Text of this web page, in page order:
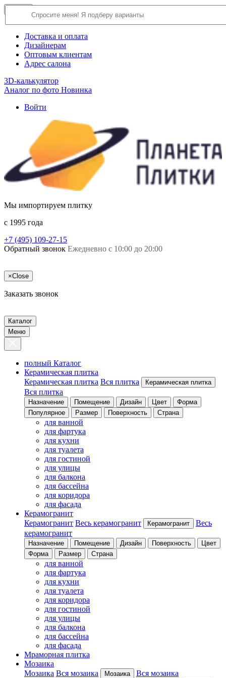
О компании
Доставка и оплата
Дизайнерам
Оптовым клиентам
Адрес салона
3D-калькулятор
Аналог по фото Новинка
Войти
Мы импортируем плитку
c 1995 года
+7 (495) 109-27-15
Обратный звонок Ежедневно с 10:00 до 20:00
×Close
Заказать звонок
Каталог
Меню
полный Каталог
Керамическая плитка
Керамическая плитка Вся плитка Керамическая плитка
Вся плитка
Назначение Помещение Дизайн Цвет
Форма
Популярное
Размер Поверхность Страна
для ванной
для фартука
для кухни
для туалета
для гостиной
для улицы
для балкона
для бассейна
для коридора
для фасада
Керамогранит
Керамогранит Весь керамогранит Керамогранит
Весь
керамогранит
Назначение Помещение Дизайн Поверхность
Цвет
Форма
Размер Страна
для ванной
для фартука
для кухни
для туалета
для коридора
для гостиной
для улицы
для балкона
для бассейна
для фасада
Мраморная плитка
Мозаика
Мозаика Вся мозаика Мозаика Вся мозаика